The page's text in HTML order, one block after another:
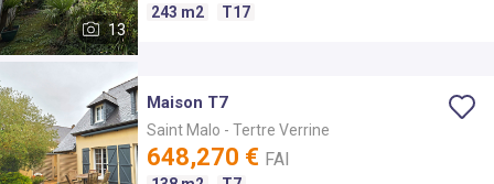
13
243 m2 T17
Maison T7
Saint Malo - Tertre Verrine
648,270 € FAI